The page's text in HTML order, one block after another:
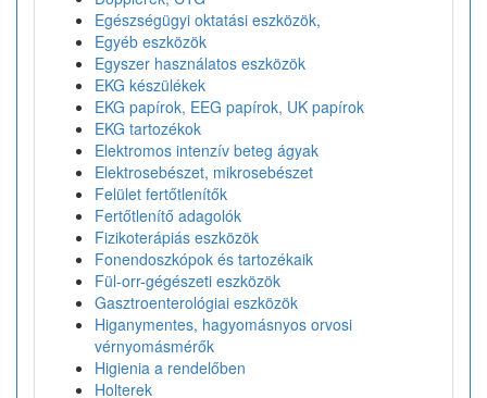
Egészségügyi oktatási eszközök,
Egyéb eszközök
Egyszer használatos eszközök
EKG készülékek
EKG papírok, EEG papírok, UK papírok
EKG tartozékok
Elektromos intenzív beteg ágyak
Elektrosebészet, mikrosebészet
Felület fertőtlenítők
Fertőtlenítő adagolók
Fizikoterápiás eszközök
Fonendoszkópok és tartozékaik
Fül-orr-gégészeti eszközök
Gasztroenterológiai eszközök
Higanymentes, hagyomásnyos orvosi
vérnyomásmérők
Higienia a rendelőben
Holterek